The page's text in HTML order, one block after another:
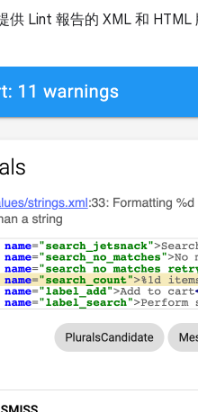
供 Lint 報告的 XML 和